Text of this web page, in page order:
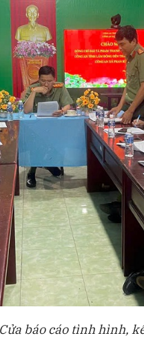
báo cáo tình hình,